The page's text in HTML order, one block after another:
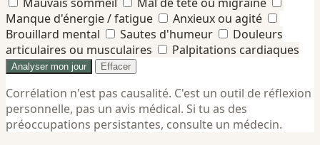
Manque d'énergie / fatigue
Anxieux ou agité
Brouillard mental
Sautes d'humeur
Douleurs
articulaires ou musculaires
Palpitations cardiaques
Analyser mon jour Effacer
Corrélation n'est pas causalité. C'est un outil de réflexion
personnelle, pas un avis médical. Si tu as des
préoccupations persistantes, consulte un médecin.